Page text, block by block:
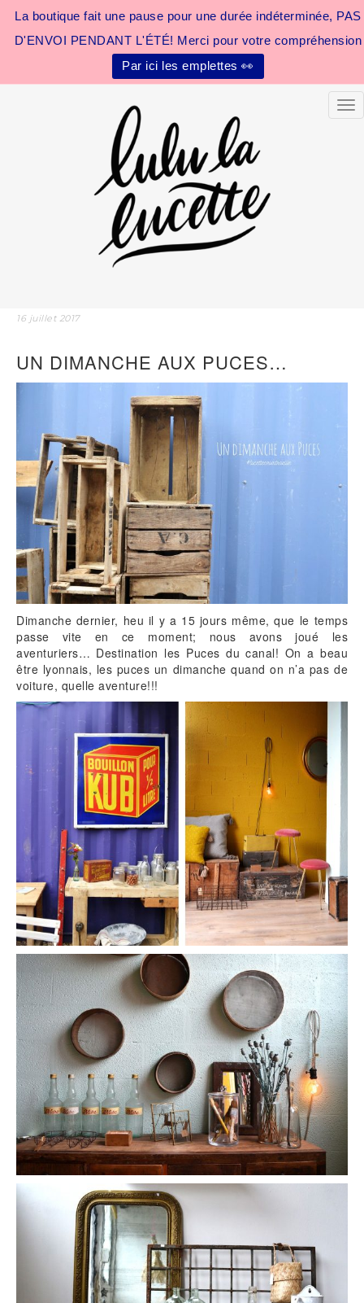
La boutique fait une pause pour une durée indéterminée, PAS
D'ENVOI PENDANT L'ÉTÉ! Merci pour votre compréhension
Par ici les emplettes 👀
16 juillet 2017
UN DIMANCHE AUX PUCES…
Dimanche dernier, heu il y a 15 jours même, que le temps
passe vite en ce moment; nous avons joué les
aventuriers… Destination les Puces du canal! On a beau
être lyonnais, les puces un dimanche quand on n’a pas de
voiture, quelle aventure!!!